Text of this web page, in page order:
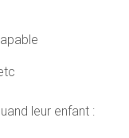
leur enfant :